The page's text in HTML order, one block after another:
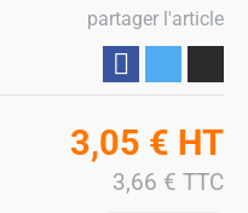
partager l'article
3,05 € HT
3,66 € TTC